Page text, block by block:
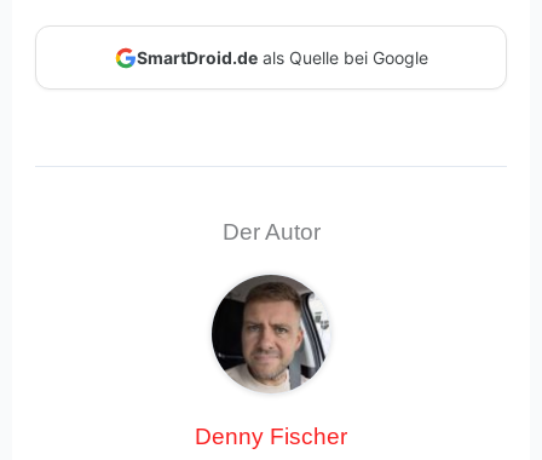
SmartDroid.deals Quelle bei Google
Der Autor
Denny Fischer